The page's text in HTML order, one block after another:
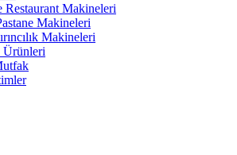
Restaurant Makineleri
Makineleri
Makineleri
Ürünleri